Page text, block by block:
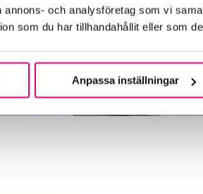
annons- och analysföretag som vi
som du har tillhandahållit eller som
Anpassa inställningar